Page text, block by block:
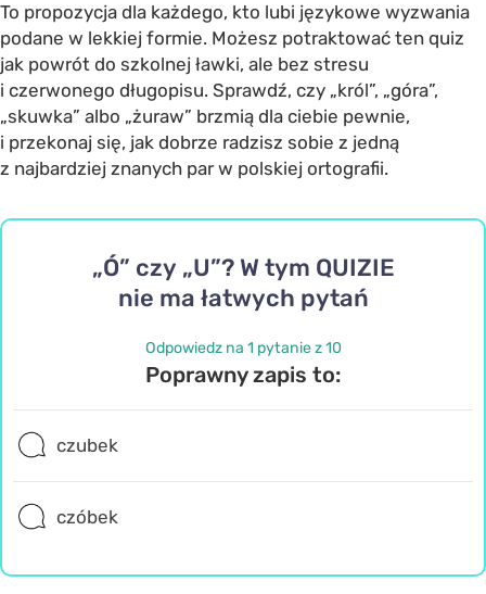
To propozycja dla każdego, kto lubi językowe wyzwania
podane w lekkiej formie. Możesz potraktować ten quiz
jak powrót do szkolnej ławki, ale bez stresu
i czerwonego długopisu. Sprawdź, czy „król”, „góra”,
„skuwka” albo „żuraw” brzmią dla ciebie pewnie,
i przekonaj się, jak dobrze radzisz sobie z jedną
z najbardziej znanych par w polskiej ortografii.
„Ó” czy „U”? W tym QUIZIE
nie ma łatwych pytań
Odpowiedz na 1 pytanie z 10
Poprawny zapis to:
czubek
czóbek